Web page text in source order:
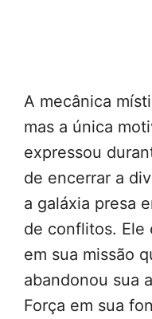
A mecânica
mas a única
expressou
de encerrar a
a galáxia presa
de conflitos. Ele
em sua missão
abandonou sua
Força em sua